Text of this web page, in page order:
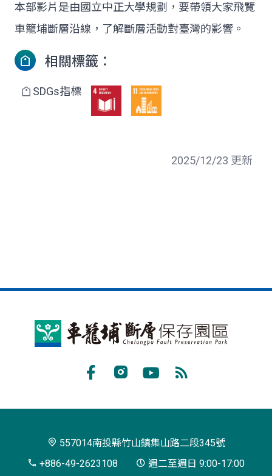
本部影片是由國立中正大學規劃，要帶領大家飛覽
車籠埔斷層沿線，了解斷層活動對臺灣的影響。
相關標籤：
SDGs指標
2025/12/23 更新
車
存
閱
557014南投縣竹山鎮集山路二段345號
+886-49-2623108
週二至週日 9:00-17:00